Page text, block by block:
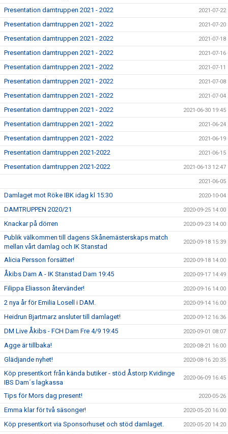
Presentation damtruppen 2021 - 2022 2021-07-22
Presentation damtruppen 2021 - 2022 2021-07-20
Presentation damtruppen 2021 - 2022 2021-07-18
Presentation damtruppen 2021 - 2022 2021-07-16
Presentation damtruppen 2021 - 2022 2021-07-11
Presentation damtruppen 2021 - 2022 2021-07-08
Presentation damtruppen 2021 - 2022 2021-07-04
Presentation damtruppen 2021 - 2022 2021-06-30 19:45
Presentation damtruppen 2021 - 2022 2021-06-24
Presentation damtruppen 2021 - 2022 2021-06-19
Presentation damtruppen 2021-2022 2021-06-15
Presentation damtruppen 2021-2022 2021-06-13 12:47
2021-06-05
Damlaget mot Röke IBK idag kl 15:30 2020-10-04
DAMTRUPPEN 2020/21 2020-09-25 14:00
Knackar på dörren 2020-09-23 14:00
Publik välkommen till dagens Skånemästerskaps match
mellan vårt damlag och IK Stanstad
2020-09-18 15:39
Alicia Persson forsätter! 2020-09-18 14:00
Åkibs Dam A - IK Stanstad Dam 19:45 2020-09-17 14:49
Filippa Eliasson återvänder! 2020-09-16 14:00
2 nya år för Emilia Losell i DAM. 2020-09-14 16:00
Heidrun Bjartmarz ansluter till damlaget! 2020-09-12 16:36
DM Live Åkibs - FCH Dam Fre 4/9 19:45 2020-09-01 08:07
Agge är tillbaka! 2020-08-21 16:00
Glädjande nyhet! 2020-08-16 20:35
Köp presentkort från kända butiker - stöd Åstorp Kvidinge
IBS Dam´s lagkassa
2020-06-09 16:45
Tips för Mors dag present! 2020-05-26
Emma klar för två säsonger! 2020-05-20 16:00
Köp presentkort via Sponsorhuset och stöd damlaget. 2020-05-20 14:20